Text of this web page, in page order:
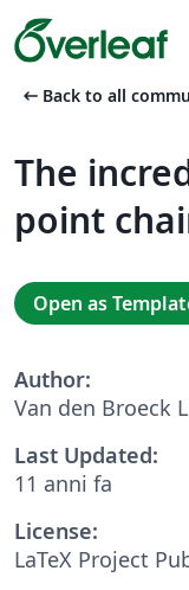
arrow_left_alt Back to all
The
point
Open as
Author:
Van den Broeck
Last Updated:
11 anni fa
License:
LaTeX Project